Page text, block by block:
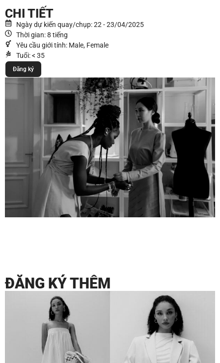
CHI TIẾT
Ngày dự kiến quay/chụp: 22 - 23/04/2025
Thời gian: 8 tiếng
Yêu cầu giới tính: Male, Female
Tuổi: < 35
Đăng ký
ĐĂNG KÝ THÊM